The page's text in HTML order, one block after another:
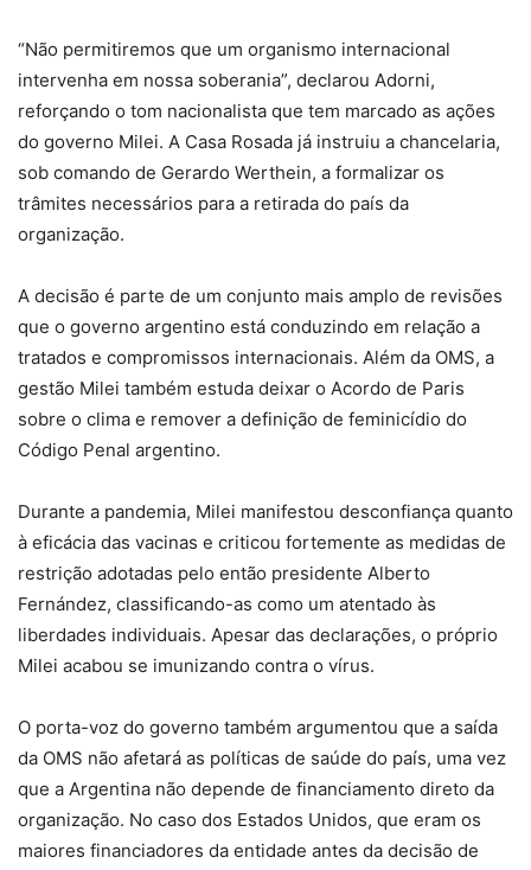
“Não permitiremos que um organismo internacional
intervenha em nossa soberania”, declarou Adorni,
reforçando o tom nacionalista que tem marcado as ações
do governo Milei. A Casa Rosada já instruiu a chancelaria,
sob comando de Gerardo Werthein, a formalizar os
trâmites necessários para a retirada do país da
organização.
A decisão é parte de um conjunto mais amplo de revisões
que o governo argentino está conduzindo em relação a
tratados e compromissos internacionais. Além da OMS, a
gestão Milei também estuda deixar o Acordo de Paris
sobre o clima e remover a definição de feminicídio do
Código Penal argentino.
Durante a pandemia, Milei manifestou desconfiança quanto
à eficácia das vacinas e criticou fortemente as medidas de
restrição adotadas pelo então presidente Alberto
Fernández, classificando-as como um atentado às
liberdades individuais. Apesar das declarações, o próprio
Milei acabou se imunizando contra o vírus.
O porta-voz do governo também argumentou que a saída
da OMS não afetará as políticas de saúde do país, uma vez
que a Argentina não depende de financiamento direto da
organização. No caso dos Estados Unidos, que eram os
maiores financiadores da entidade antes da decisão de